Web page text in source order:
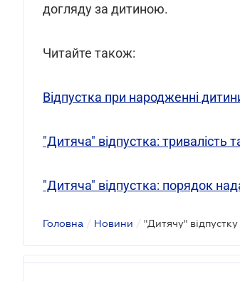
догляду за дитиною.
Читайте також:
Відпустка при народженні
"Дитяча" відпустка: тривалість
"Дитяча" відпустка: порядок
Головна / Новини /